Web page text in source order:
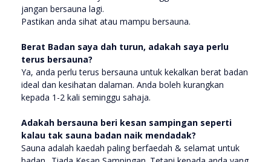
jangan bersauna lagi.
Pastikan anda sihat atau mampu bersauna.
Berat Badan saya dah turun, adakah saya perlu
terus bersauna?
Ya, anda perlu terus bersauna untuk kekalkan berat badan
ideal dan kesihatan dalaman. Anda boleh kurangkan
kepada 1-2 kali seminggu sahaja.
Adakah bersauna beri kesan sampingan seperti
kalau tak sauna badan naik mendadak?
Sauna adalah kaedah paling berfaedah & selamat untuk